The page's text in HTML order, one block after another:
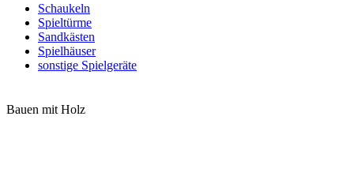
Schaukeln
Spieltürme
Sandkästen
Spielhäuser
sonstige Spielgeräte
Bauen mit Holz